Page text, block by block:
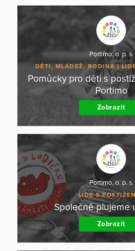
Portimo, o. p. s.
DĚTI, MLÁDEŽ, RODINA
Pomůcky pro děti s
Portimo
Zobrazit
Portimo, o. p. s.
LIDÉ S
Společně plujeme
Zobrazit